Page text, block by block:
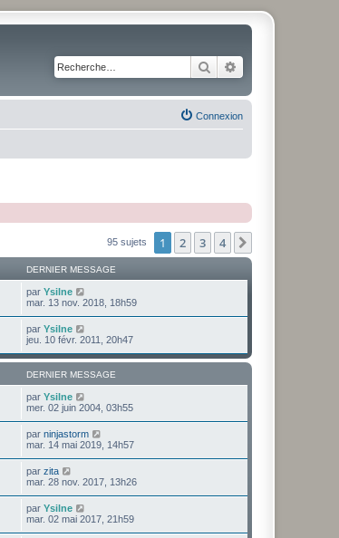
Rechercher
Connexion
95 sujets 1 2 3 4
DERNIER MESSAGE
par Ysilne
mar. 13 nov. 2018, 18h59
par Ysilne
jeu. 10 févr. 2011, 20h47
DERNIER MESSAGE
par Ysilne
mer. 02 juin 2004, 03h55
par ninjastorm
mar. 14 mai 2019, 14h57
par zita
mar. 28 nov. 2017, 13h26
par Ysilne
mar. 02 mai 2017, 21h59